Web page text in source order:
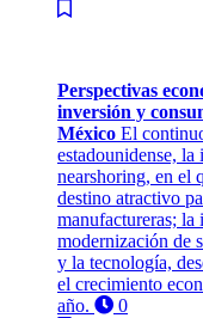
Perspectivas
inversión y
México El
estadounidense,
nearshoring, en el
destino atractivo
manufactureras; la
modernización de
y la tecnología,
el crecimiento
año.
0